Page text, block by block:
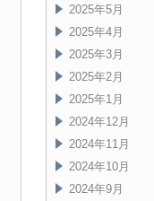
2025年5月
2025年4月
2025年3月
2025年2月
2025年1月
2024年12月
2024年11月
2024年10月
2024年9月